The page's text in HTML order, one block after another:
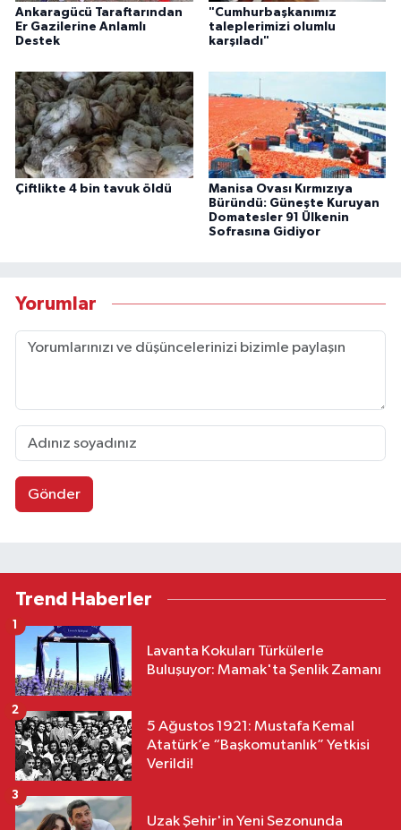
Ankaragücü Taraftarından
Er Gazilerine Anlamlı
Destek
"Cumhurbaşkanımız
taleplerimizi olumlu
karşıladı"
Çiftlikte 4 bin tavuk öldü
Manisa Ovası Kırmızıya
Büründü: Güneşte Kuruyan
Domatesler 91 Ülkenin
Sofrasına Gidiyor
Yorumlar
Gönder
Trend Haberler
Lavanta Kokuları Türkülerle
Buluşuyor: Mamak'ta Şenlik Zamanı
1
5 Ağustos 1921: Mustafa Kemal
Atatürk’e “Başkomutanlık” Yetkisi
Verildi!
2
Uzak Şehir'in Yeni Sezonunda
3